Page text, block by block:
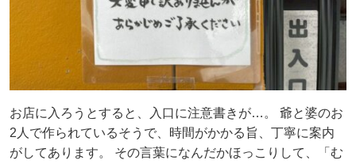
お店に入ろうとすると、入口に注意書きが…。 爺と婆のお
2人で作られているそうで、時間がかかる旨、丁寧に案内
がしてあります。 その言葉になんだかほっこりして、「む